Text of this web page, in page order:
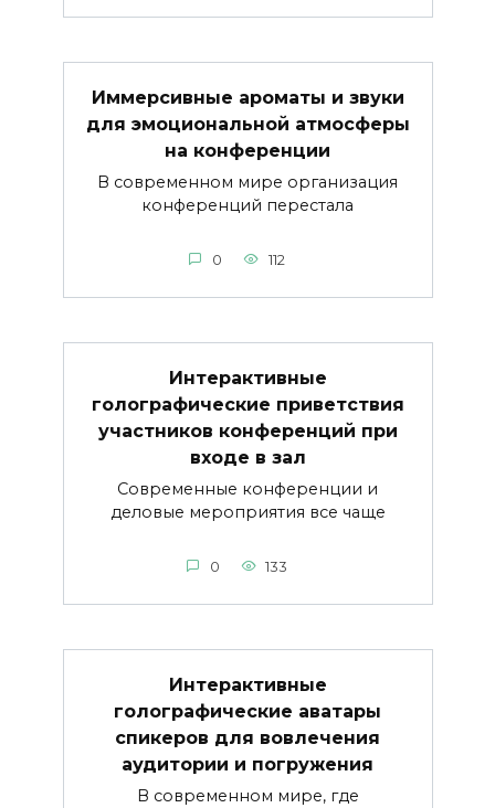
Иммерсивные ароматы и звуки
для эмоциональной атмосферы
на конференции
В современном мире организация
конференций перестала
0 112
Интерактивные
голографические приветствия
участников конференций при
входе в зал
Современные конференции и
деловые мероприятия все чаще
0 133
Интерактивные
голографические аватары
спикеров для вовлечения
аудитории и погружения
В современном мире, где